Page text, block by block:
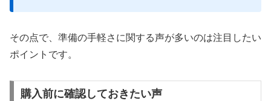
その点で、準備の手軽さに関する声が多いのは注目したい
ポイントです。
購入前に確認しておきたい声